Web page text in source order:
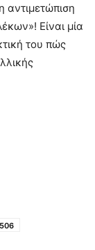
αντιμετώπιση
Είναι μία
του πώς